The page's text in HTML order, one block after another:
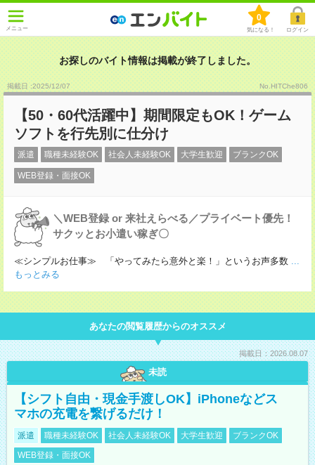
メニュー
0
気になる！ ログイン
お探しのバイト情報は掲載が終了しました。
掲載日 :2025/12/07 No.HITChe806
【50・60代活躍中】期間限定もOK！ゲーム
ソフトを行先別に仕分け
派遣 職種未経験OK 社会人未経験OK 大学生歓迎 ブランクOK
WEB登録・面接OK
＼WEB登録 or 来社えらべる／プライベート優先！
サクッとお小遣い稼ぎ〇
≪シンプルお仕事≫ 「やってみたら意外と楽！」というお声多数 ...
もっとみる
あなたの閲覧履歴からのオススメ
掲載日：2026.08.07
未読
【シフト自由・現金手渡しOK】iPhoneなどス
マホの充電を繋げるだけ！
派遣 職種未経験OK 社会人未経験OK 大学生歓迎
ブランクOK
WEB登録・面接OK